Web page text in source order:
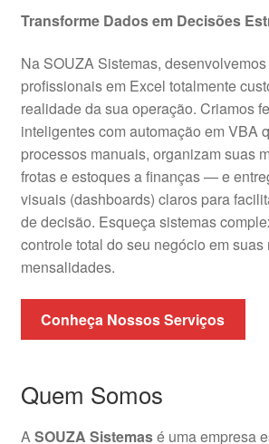
Transforme Dados em Decisões
Na SOUZA Sistemas,
profissionais em Excel totalmente
realidade da sua operação. Criamos
inteligentes com automação em VBA
processos manuais, organizam suas
frotas e estoques a finanças — e
visuais (dashboards) claros para
de decisão. Esqueça sistemas
controle total do seu negócio em suas
mensalidades.
Conheça Nossos Serviços
Quem Somos
A SOUZA Sistemasé uma empresa